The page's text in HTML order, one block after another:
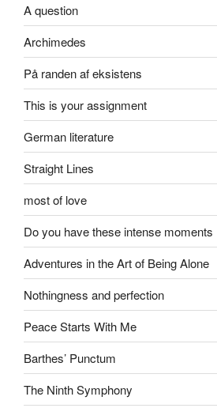
A question
Archimedes
På randen af eksistens
This is your assignment
German literature
Straight Lines
most of love
Do you have these intense moments
Adventures in the Art of Being Alone
Nothingness and perfection
Peace Starts With Me
Barthes’ Punctum
The Ninth Symphony